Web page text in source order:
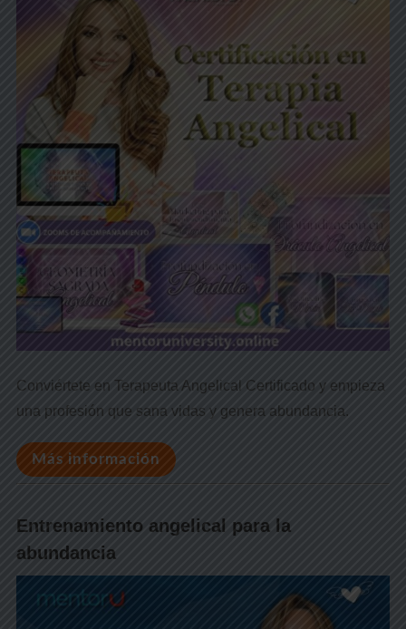
Conviértete en Terapeuta Angelical Certificado y empieza
una profesión que sana vidas y genera abundancia.
Más información
Entrenamiento angelical para la
abundancia